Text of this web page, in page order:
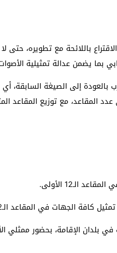
باللائحة مع تطويره، حتى
بما يضمن عدالة تمثيلية
بالعودة إلى الصيغة السابقة،
المقاعد، مع توزيع المقاعد
الأولى.
بلدان الإقامة، بحضور ممثلي